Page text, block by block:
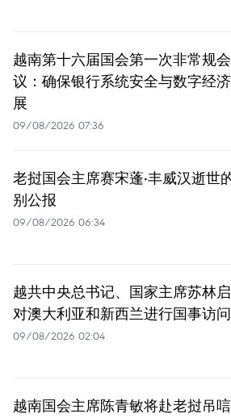
越南第十六届国会第一次非常规会
议：确保银行系统安全与数字经
展
09/08/2026 07:36
老挝国会主席赛宋蓬·丰威汉逝世
别公报
09/08/2026 06:34
越共中央总书记、国家主席苏林
对澳大利亚和新西兰进行国事访问
09/08/2026 02:04
越南国会主席陈青敏将赴老挝吊